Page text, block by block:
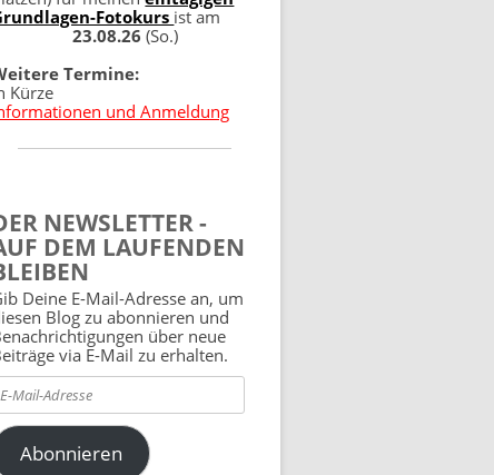
Fotokurs ist am
23.08.26 (So.)
Termine:
Kürze
und Anmeldung
NEWSLETTER -
DEM LAUFENDEN
Deine E-Mail-Adresse an, um
Blog zu abonnieren und
über neue
via E-Mail zu erhalten.
Mail-
Abonnieren